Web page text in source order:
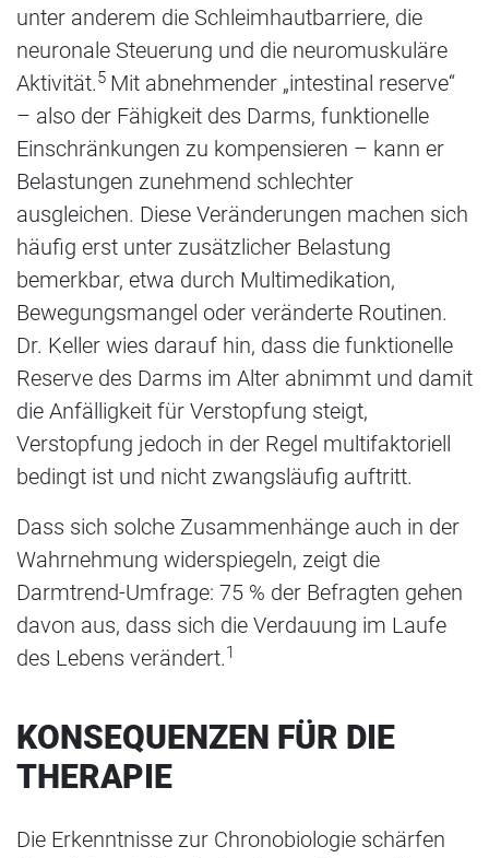
unter anderem die Schleimhautbarriere, die
neuronale Steuerung und die neuromuskuläre
Aktivität.5 Mit abnehmender „intestinal reserve“
– also der Fähigkeit des Darms, funktionelle
Einschränkungen zu kompensieren – kann er
Belastungen zunehmend schlechter
ausgleichen. Diese Veränderungen machen sich
häufig erst unter zusätzlicher Belastung
bemerkbar, etwa durch Multimedikation,
Bewegungsmangel oder veränderte Routinen.
Dr. Keller wies darauf hin, dass die funktionelle
Reserve des Darms im Alter abnimmt und damit
die Anfälligkeit für Verstopfung steigt,
Verstopfung jedoch in der Regel multifaktoriell
bedingt ist und nicht zwangsläufig auftritt.
Dass sich solche Zusammenhänge auch in der
Wahrnehmung widerspiegeln, zeigt die
Darmtrend-Umfrage: 75 % der Befragten gehen
davon aus, dass sich die Verdauung im Laufe
des Lebens verändert.1
KONSEQUENZEN FÜR DIE
THERAPIE
Die Erkenntnisse zur Chronobiologie schärfen